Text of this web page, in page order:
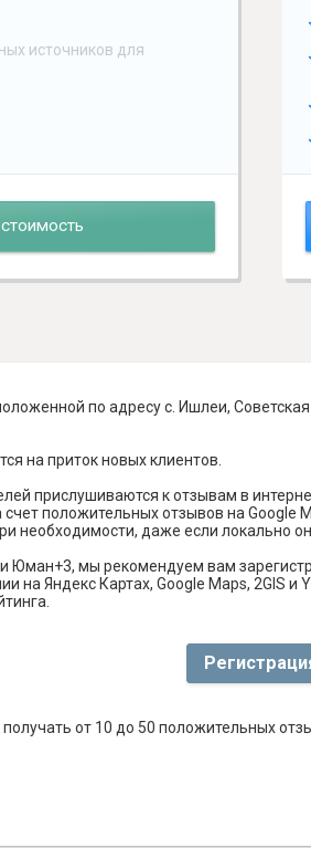
источников для
по адресу с. Ишлеи,
на приток новых клиентов.
прислушиваются к отзывам в
положительных отзывов на Google
необходимости, даже если локально
Юман+3, мы рекомендуем вам
на Яндекс Картах, Google Maps,
от 10 до 50 положительных